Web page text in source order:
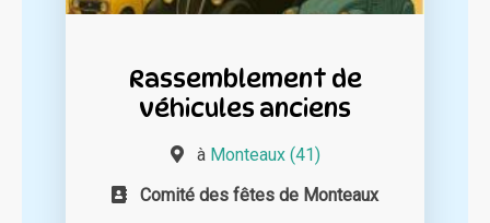
Rassemblement de
véhicules anciens
à Monteaux (41)
Comité des fêtes de Monteaux